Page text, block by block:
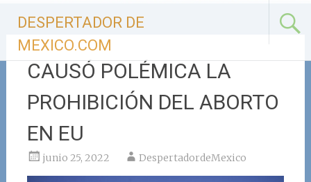
contenido
DESPERTADOR DE
MEXICO.COM
CAUSÓ POLÉMICA LA
PROHIBICIÓN DEL ABORTO
EN EU
junio 25, 2022 DespertadordeMexico